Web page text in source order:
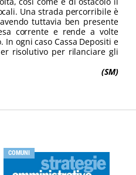
Una strada percorribile è
tuttavia ben presente
corrente e rende a volte
ogni caso Cassa Depositi e
risolutivo per rilanciare gli
(SM)
COMUNI